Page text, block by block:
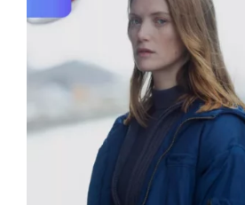
« Kin
Commencement »
sur
RTL9